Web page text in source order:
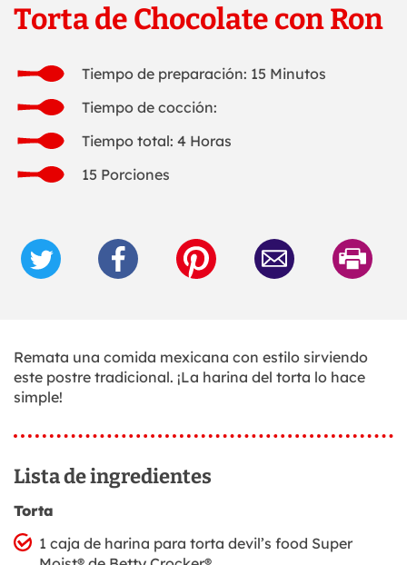
Torta de Chocolate con Ron
Tiempo de preparación: 15 Minutos
Tiempo de cocción:
Tiempo total: 4 Horas
15 Porciones
Remata una comida mexicana con estilo sirviendo
este postre tradicional. ¡La harina del torta lo hace
simple!
Lista de ingredientes
Torta
1 caja de harina para torta devil’s food Super